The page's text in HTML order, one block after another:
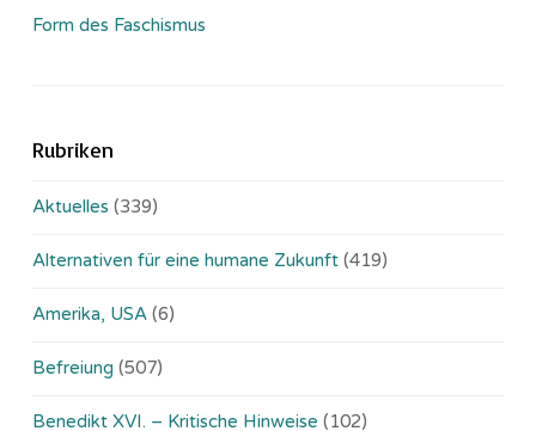
Form des Faschismus
Rubriken
Aktuelles (339)
Alternativen für eine humane Zukunft (419)
Amerika, USA (6)
Befreiung (507)
Benedikt XVI. – Kritische Hinweise (102)